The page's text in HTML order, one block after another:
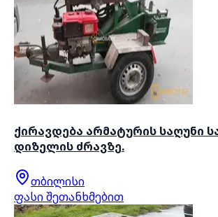
ქირავდება არმატურის საღუნი
დიზელის ძრავზე.
თბილისი
ფასი შეთანხმებით